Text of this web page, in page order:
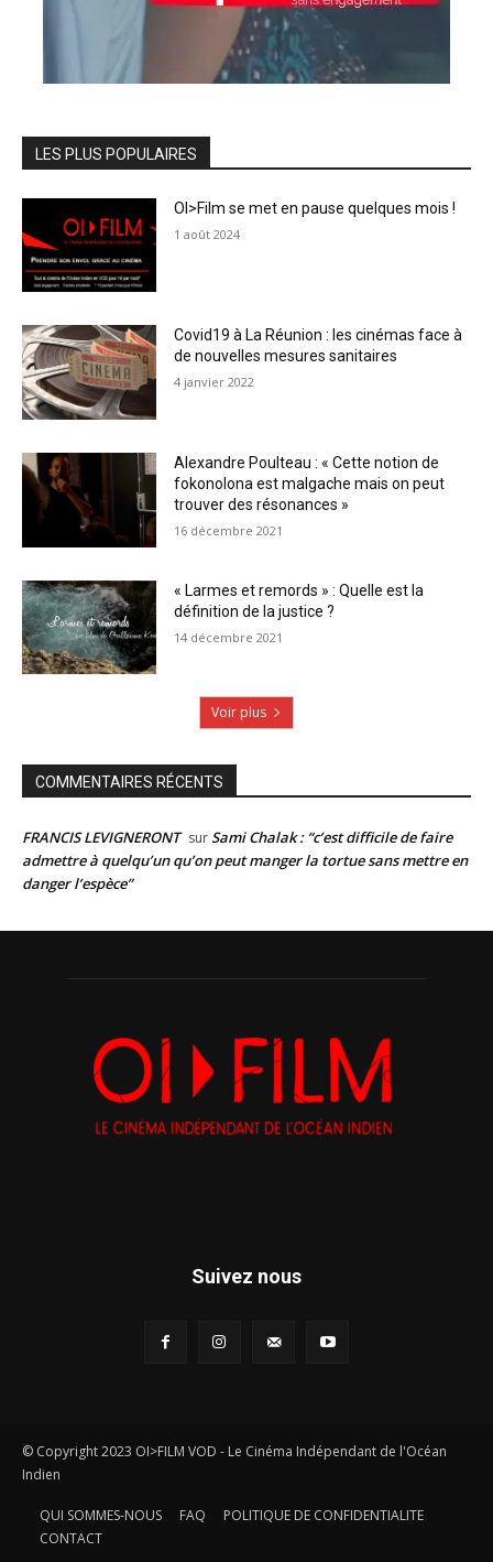
LES PLUS POPULAIRES
OI>Film se met en pause quelques mois !
1 août 2024
Covid19 à La Réunion : les cinémas face à
de nouvelles mesures sanitaires
4 janvier 2022
Alexandre Poulteau : « Cette notion de
fokonolona est malgache mais on peut
trouver des résonances »
16 décembre 2021
« Larmes et remords » : Quelle est la
définition de la justice ?
14 décembre 2021
Voir plus
COMMENTAIRES RÉCENTS
FRANCIS LEVIGNERONT surSami Chalak : “c’est difficile de faire
admettre à quelqu’un qu’on peut manger la tortue sans mettre en
danger l’espèce”
Suivez nous
© Copyright 2023 OI>FILM VOD - Le Cinéma Indépendant de l'Océan
Indien
QUI SOMMES-NOUS FAQ
POLITIQUE DE CONFIDENTIALITE
CONTACT